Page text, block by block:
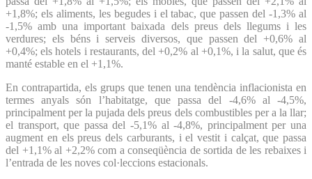
+1,8%; els aliments, les begudes i el tabac, que passen del -1,3% al
-1,5% amb una important baixada dels preus dels llegums i les
verdures; els béns i serveis diversos, que passen del +0,6% al
+0,4%; els hotels i restaurants, del +0,2% al +0,1%, i la salut, que és
manté estable en el +1,1%.
En contrapartida, els grups que tenen una tendència inflacionista en
termes anyals són l’habitatge, que passa del -4,6% al -4,5%,
principalment per la pujada dels preus dels combustibles per a la llar;
el transport, que passa del -5,1% al -4,8%, principalment per una
augment en els preus dels carburants, i el vestit i calçat, que passa
del +1,1% al +2,2% com a conseqüència de sortida de les rebaixes i
l’entrada de les noves col·leccions estacionals.